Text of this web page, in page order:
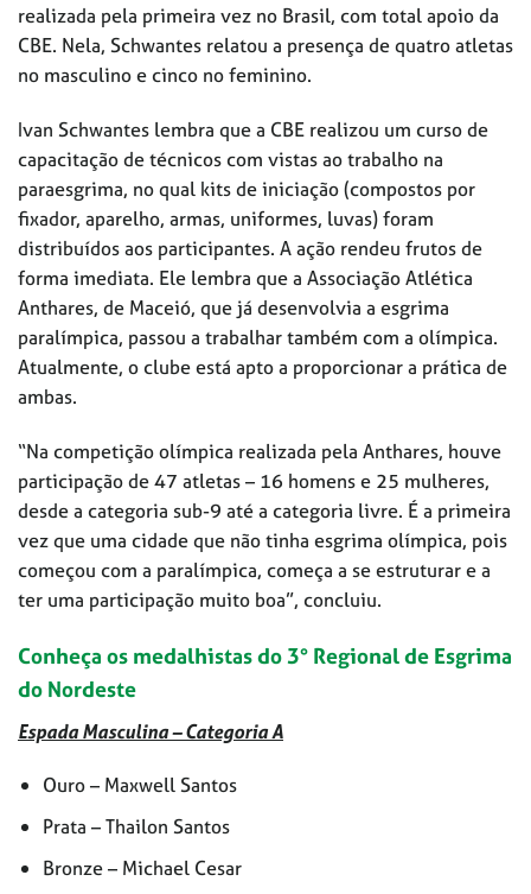
realizada pela primeira vez no Brasil, com total apoio da
CBE. Nela, Schwantes relatou a presença de quatro atletas
no masculino e cinco no feminino.
Ivan Schwantes lembra que a CBE realizou um curso de
capacitação de técnicos com vistas ao trabalho na
paraesgrima, no qual kits de iniciação (compostos por
fixador, aparelho, armas, uniformes, luvas) foram
distribuídos aos participantes. A ação rendeu frutos de
forma imediata. Ele lembra que a Associação Atlética
Anthares, de Maceió, que já desenvolvia a esgrima
paralímpica, passou a trabalhar também com a olímpica.
Atualmente, o clube está apto a proporcionar a prática de
ambas.
“Na competição olímpica realizada pela Anthares, houve
participação de 47 atletas – 16 homens e 25 mulheres,
desde a categoria sub-9 até a categoria livre. É a primeira
vez que uma cidade que não tinha esgrima olímpica, pois
começou com a paralímpica, começa a se estruturar e a
ter uma participação muito boa”, concluiu.
Conheça os medalhistas do 3° Regional de Esgrima
do Nordeste
Espada Masculina – Categoria A
Ouro – Maxwell Santos
Prata – Thailon Santos
Bronze – Michael Cesar